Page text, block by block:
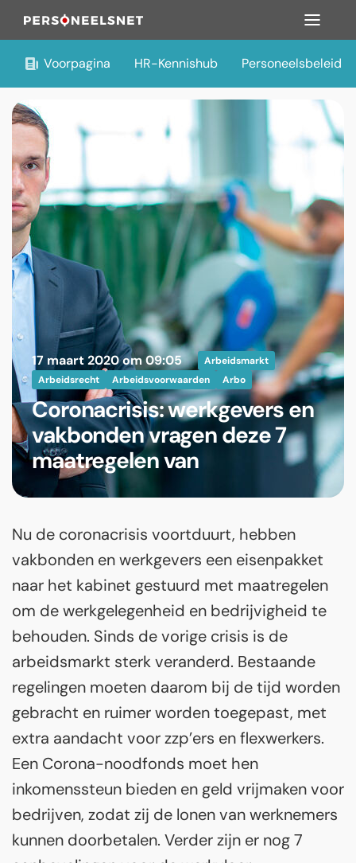
Voorpagina HR-Kennishub Personeelsbeleid
17 maart 2020 om 09:05
Arbeidsmarkt
Arbeidsrecht
Arbeidsvoorwaarden Arbo
Coronacrisis: werkgevers en
vakbonden vragen deze 7
maatregelen van
Nu de coronacrisis voortduurt, hebben
vakbonden en werkgevers een eisenpakket
naar het kabinet gestuurd met maatregelen
om de werkgelegenheid en bedrijvigheid te
behouden. Sinds de vorige crisis is de
arbeidsmarkt sterk veranderd. Bestaande
regelingen moeten daarom bij de tijd worden
gebracht en ruimer worden toegepast, met
extra aandacht voor zzp’ers en flexwerkers.
Een Corona-noodfonds moet hen
inkomenssteun bieden en geld vrijmaken voor
bedrijven, zodat zij de lonen van werknemers
kunnen doorbetalen. Verder zijn er nog 7